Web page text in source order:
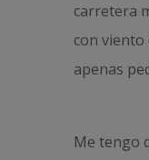
carretera
con
apenas
Me tengo